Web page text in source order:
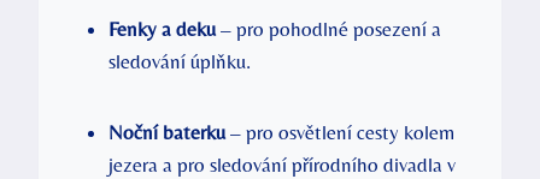
Fenky a deku– pro pohodlné posezení a
sledování úplňku.
Noční baterku– pro osvětlení cesty kolem
jezera a pro sledování přírodního divadla v